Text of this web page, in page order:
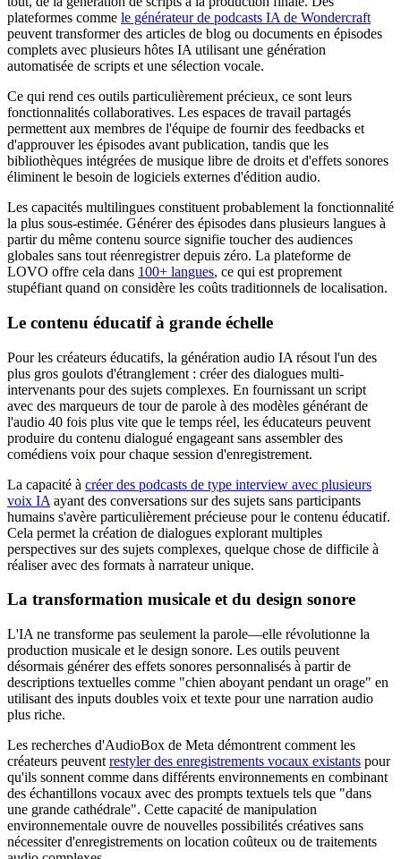
plateformes comme le générateur de podcasts IA de Wondercraft
peuvent transformer des articles de blog ou documents en épisodes
complets avec plusieurs hôtes IA utilisant une génération
automatisée de scripts et une sélection vocale.
Ce qui rend ces outils particulièrement précieux, ce sont leurs
fonctionnalités collaboratives. Les espaces de travail partagés
permettent aux membres de l'équipe de fournir des feedbacks et
d'approuver les épisodes avant publication, tandis que les
bibliothèques intégrées de musique libre de droits et d'effets sonores
éliminent le besoin de logiciels externes d'édition audio.
Les capacités multilingues constituent probablement la fonctionnalité
la plus sous-estimée. Générer des épisodes dans plusieurs langues à
partir du même contenu source signifie toucher des audiences
globales sans tout réenregistrer depuis zéro. La plateforme de
LOVO offre cela dans 100+ langues, ce qui est proprement
stupéfiant quand on considère les coûts traditionnels de localisation.
Le contenu éducatif à grande échelle
Pour les créateurs éducatifs, la génération audio IA résout l'un des
plus gros goulots d'étranglement : créer des dialogues multi-
intervenants pour des sujets complexes. En fournissant un script
avec des marqueurs de tour de parole à des modèles générant de
l'audio 40 fois plus vite que le temps réel, les éducateurs peuvent
produire du contenu dialogué engageant sans assembler des
comédiens voix pour chaque session d'enregistrement.
La capacité à créer des podcasts de type interview avec plusieurs
voix IA ayant des conversations sur des sujets sans participants
humains s'avère particulièrement précieuse pour le contenu éducatif.
Cela permet la création de dialogues explorant multiples
perspectives sur des sujets complexes, quelque chose de difficile à
réaliser avec des formats à narrateur unique.
La transformation musicale et du design sonore
L'IA ne transforme pas seulement la parole—elle révolutionne la
production musicale et le design sonore. Les outils peuvent
désormais générer des effets sonores personnalisés à partir de
descriptions textuelles comme "chien aboyant pendant un orage" en
utilisant des inputs doubles voix et texte pour une narration audio
plus riche.
Les recherches d'AudioBox de Meta démontrent comment les
créateurs peuvent restyler des enregistrements vocaux existants pour
qu'ils sonnent comme dans différents environnements en combinant
des échantillons vocaux avec des prompts textuels tels que "dans
une grande cathédrale". Cette capacité de manipulation
environnementale ouvre de nouvelles possibilités créatives sans
nécessiter d'enregistrements on location coûteux ou de traitements